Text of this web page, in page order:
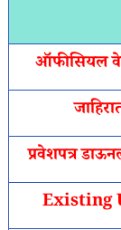
ऑफीसियल
प्रवेशपत्र
Existing